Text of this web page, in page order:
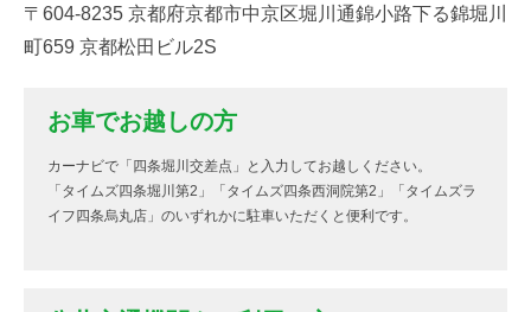
〒604-8235 京都府京都市中京区堀川通錦小路下る錦堀川
町659 京都松田ビル2S
お車でお越しの方
カーナビで「四条堀川交差点」と入力してお越しください。
「タイムズ四条堀川第2」「タイムズ四条西洞院第2」「タイムズラ
イフ四条烏丸店」のいずれかに駐車いただくと便利です。